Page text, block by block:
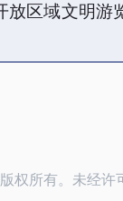
放区域文明
权所有。未经许